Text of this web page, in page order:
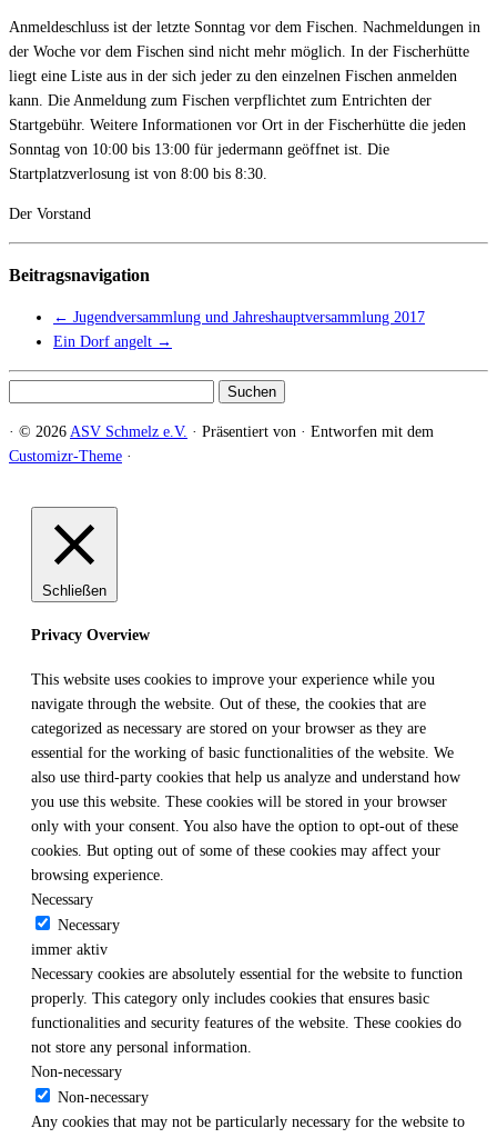
Anmeldeschluss ist der letzte Sonntag vor dem Fischen. Nachmeldungen in
der Woche vor dem Fischen sind nicht mehr möglich. In der Fischerhütte
liegt eine Liste aus in der sich jeder zu den einzelnen Fischen anmelden
kann. Die Anmeldung zum Fischen verpflichtet zum Entrichten der
Startgebühr. Weitere Informationen vor Ort in der Fischerhütte die jeden
Sonntag von 10:00 bis 13:00 für jedermann geöffnet ist. Die
Startplatzverlosung ist von 8:00 bis 8:30.
Der Vorstand
Beitragsnavigation
← Jugendversammlung und Jahreshauptversammlung 2017
Ein Dorf angelt →
· © 2026 ASV Schmelz e.V. · Präsentiert von · Entworfen mit dem
Customizr-Theme ·
Schließen
Privacy Overview
This website uses cookies to improve your experience while you
navigate through the website. Out of these, the cookies that are
categorized as necessary are stored on your browser as they are
essential for the working of basic functionalities of the website. We
also use third-party cookies that help us analyze and understand how
you use this website. These cookies will be stored in your browser
only with your consent. You also have the option to opt-out of these
cookies. But opting out of some of these cookies may affect your
browsing experience.
Necessary
Necessary
immer aktiv
Necessary cookies are absolutely essential for the website to function
properly. This category only includes cookies that ensures basic
functionalities and security features of the website. These cookies do
not store any personal information.
Non-necessary
Non-necessary
Any cookies that may not be particularly necessary for the website to